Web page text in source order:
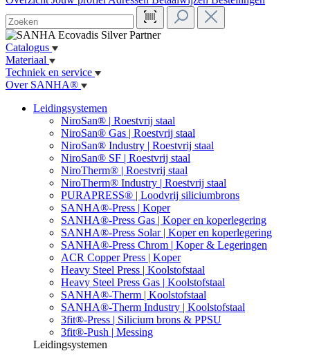
Catalogus
Materiaal
Techniek en service
Over SANHA®
Leidingsystemen
NiroSan® | Roestvrij staal
NiroSan® Gas | Roestvrij staal
NiroSan® Industry | Roestvrij staal
NiroSan® SF | Roestvrij staal
NiroTherm® | Roestvrij staal
NiroTherm® Industry | Roestvrij staal
PURAPRESS® | Loodvrij siliciumbrons
SANHA®-Press | Koper
SANHA®-Press Gas | Koper en koperlegering
SANHA®-Press Solar | Koper en koperlegering
SANHA®-Press Chrom | Koper & Legeringen
ACR Copper Press | Koper
Heavy Steel Press | Koolstofstaal
Heavy Steel Press Gas | Koolstofstaal
SANHA®-Therm | Koolstofstaal
SANHA®-Therm Industry | Koolstofstaal
3fit®-Press | Silicium brons & PPSU
3fit®-Push | Messing
Leidingsystemen